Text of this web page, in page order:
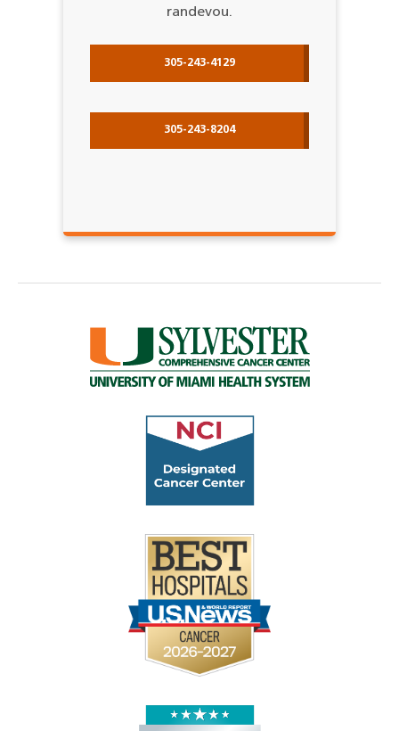
randevou.
305-243-4129
305-243-8204